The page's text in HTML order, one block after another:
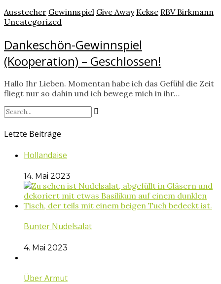
Ausstecher Gewinnspiel Give Away Kekse RBV Birkmann
Uncategorized
Dankeschön-Gewinnspiel
(Kooperation) – Geschlossen!
Hallo Ihr Lieben. Momentan habe ich das Gefühl die Zeit
fliegt nur so dahin und ich bewege mich in ihr…
Letzte Beiträge
Hollandaise
14. Mai 2023
Bunter Nudelsalat
4. Mai 2023
Über Armut